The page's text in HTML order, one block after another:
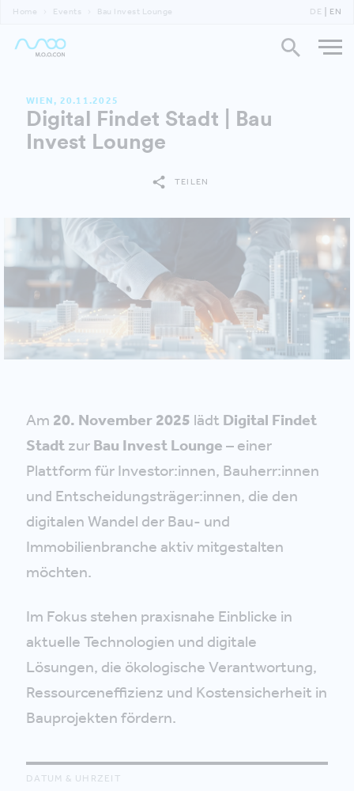
Home Events Bau Invest Lounge DE EN
WIEN, 20.11.2025
Digital Findet Stadt | Bau
Invest Lounge
TEILEN
Am 20. November 2025 lädt Digital Findet
Stadt zur Bau Invest Lounge – einer
Plattform für Investor:innen, Bauherr:innen
und Entscheidungsträger:innen, die den
digitalen Wandel der Bau- und
Immobilienbranche aktiv mitgestalten
möchten.
Im Fokus stehen praxisnahe Einblicke in
aktuelle Technologien und digitale
Lösungen, die ökologische Verantwortung,
Ressourceneffizienz und Kostensicherheit in
Bauprojekten fördern.
DATUM & UHRZEIT